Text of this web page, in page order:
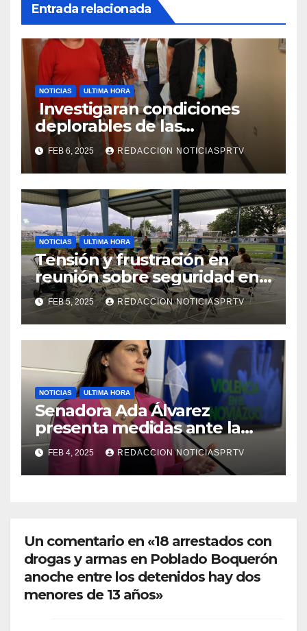
Entrada relacionada
NOTICIAS ULTIMA HORA
Investigaran condiciones
deplorables de las
facilidades el Departamento
de la Salud en Mayagüez
FEB 6, 2025 REDACCION NOTICIASPRTV
NOTICIAS ULTIMA HORA
Tensión y frustración en
reunión sobre seguridad en
Reparto Metropolitano
FEB 5, 2025 REDACCION NOTICIASPRTV
NOTICIAS ULTIMA HORA
Senadora Ada Álvarez
presenta medidas ante la
violencia en el noviazgo
FEB 4, 2025 REDACCION NOTICIASPRTV
Un comentario en «18 arrestados con
drogas y armas en Poblado Boquerón
anoche entre los detenidos hay dos
menores de 13 años»